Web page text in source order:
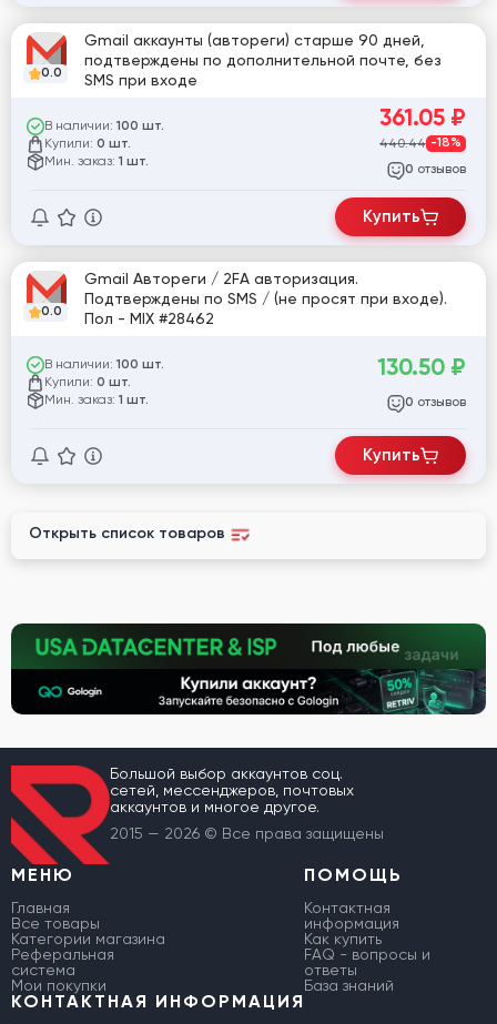
0.0
Gmail аккаунты (автореги) старше 90 дней,
подтверждены по дополнительной почте, без
SMS при входе
В наличии: 100 шт.
Купили: 0 шт.
Мин. заказ: 1 шт.
361.05 ₽
440.44 -18%
0 отзывов
Купить
0.0
Gmail Автореги / 2FA авторизация.
Подтверждены по SMS / (не просят при входе).
Пол - MIX #28462
В наличии: 100 шт.
Купили: 0 шт.
Мин. заказ: 1 шт.
130.50 ₽
0 отзывов
Купить
Открыть список товаров
Большой выбор аккаунтов соц.
сетей, мессенджеров, почтовых
аккаунтов и многое другое.
2015 — 2026 © Все права защищены
МЕНЮ
Главная
Все товары
Категории магазина
Реферальная
система
Мои покупки
ПОМОЩЬ
Контактная
информация
Как купить
FAQ - вопросы и
ответы
База знаний
КОНТАКТНАЯ ИНФОРМАЦИЯ